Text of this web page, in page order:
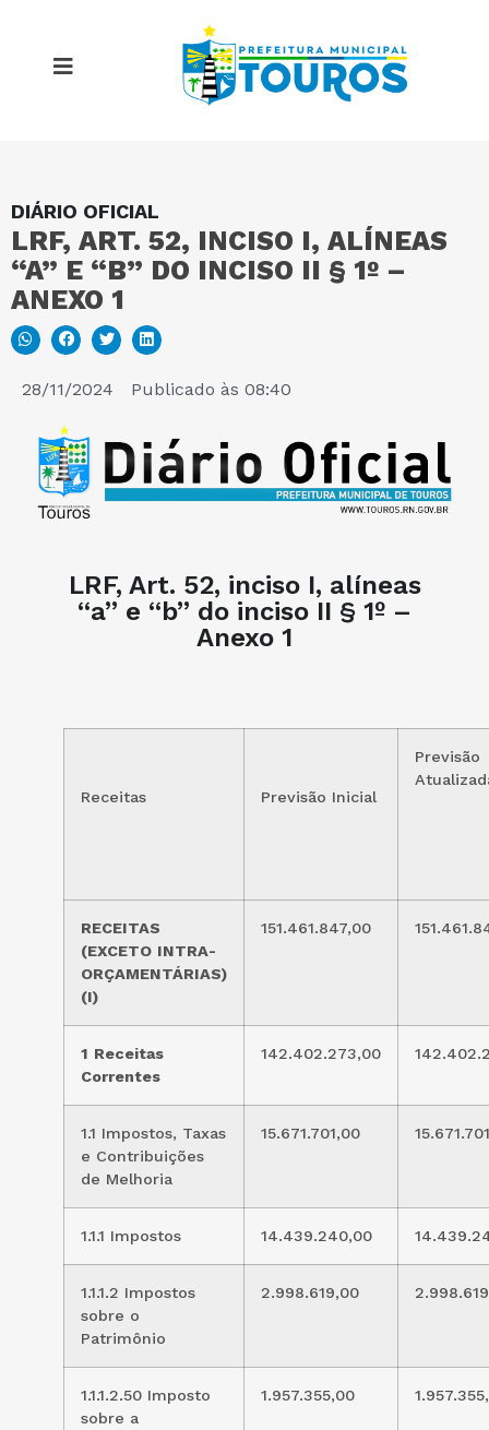
DIÁRIO OFICIAL
LRF, ART. 52, INCISO I, ALÍNEAS
“A” E “B” DO INCISO II § 1º –
ANEXO 1
28/11/2024 Publicado às 08:40
LRF, Art. 52, inciso I, alíneas
“a” e “b” do inciso II § 1º –
Anexo 1
Receitas Previsão Inicial
Previsão
RECEITAS
(EXCETO INTRA-
ORÇAMENTÁRIAS)
(I)
151.461.847,00
1 Receitas
Correntes
142.402.273,00
1.1 Impostos, Taxas
e Contribuições
de Melhoria
15.671.701,00
1.1.1 Impostos 14.439.240,00
1.1.1.2 Impostos
sobre o
Patrimônio
2.998.619,00
1.1.1.2.50 Imposto
sobre a
1.957.355,00